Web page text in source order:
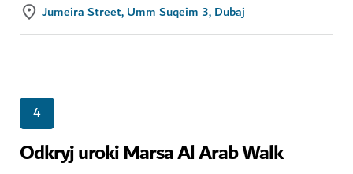
Jumeira Street, Umm Suqeim 3, Dubaj
4
Odkryj uroki Marsa Al Arab Walk